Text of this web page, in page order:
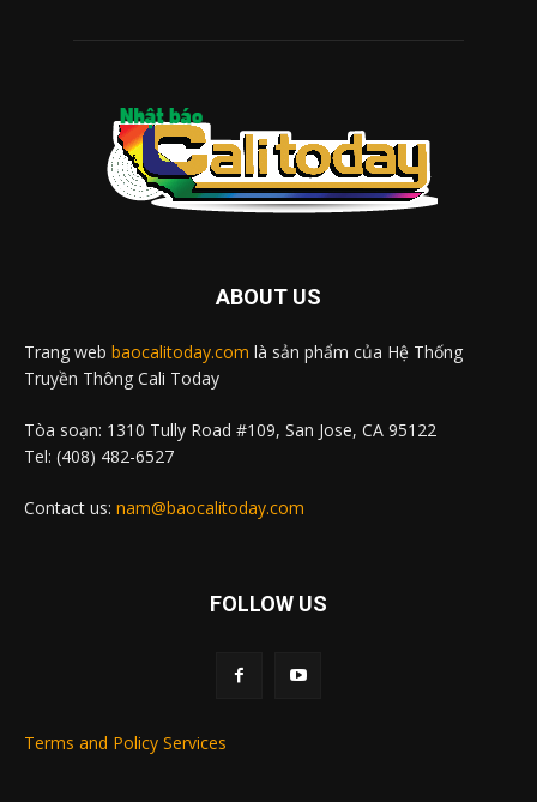
ABOUT US
Trang web baocalitoday.com là sản phẩm của Hệ Thống
Truyền Thông Cali Today
Tòa soạn: 1310 Tully Road #109, San Jose, CA 95122
Tel: (408) 482-6527
Contact us: nam@baocalitoday.com
FOLLOW US
Terms and Policy Services